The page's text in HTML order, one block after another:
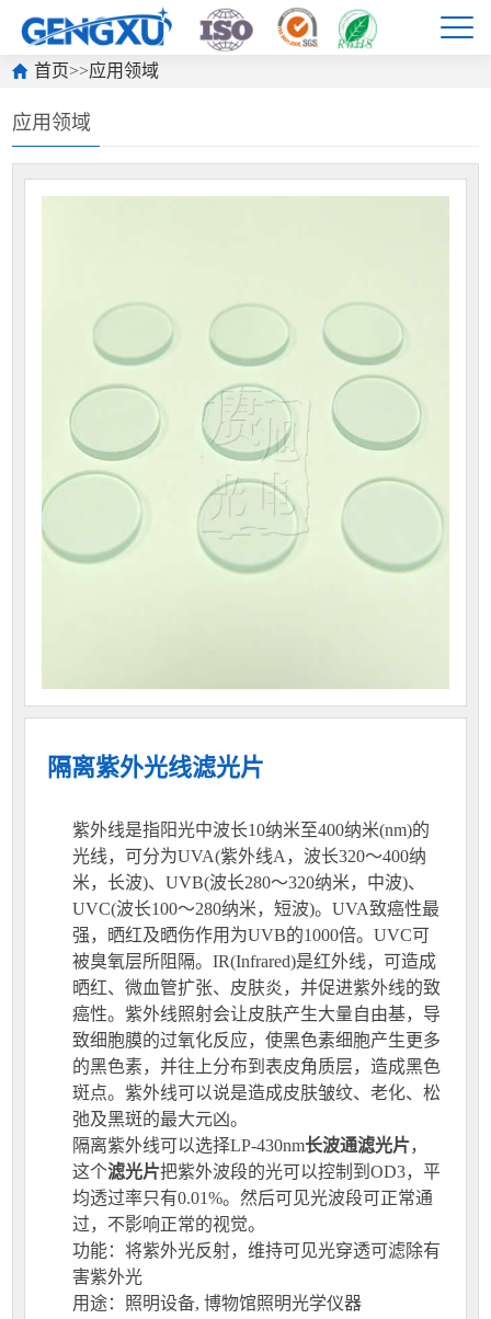
首页>>应用领域
应用领域
隔离紫外光线滤光片
紫外线是指阳光中波长10纳米至400纳米(nm)的
光线，可分为UVA(紫外线A，波长320～400纳
米，长波)、UVB(波长280～320纳米，中波)、
UVC(波长100～280纳米，短波)。UVA致癌性最
强，晒红及晒伤作用为UVB的1000倍。UVC可
被臭氧层所阻隔。IR(Infrared)是红外线，可造成
晒红、微血管扩张、皮肤炎，并促进紫外线的致
癌性。紫外线照射会让皮肤产生大量自由基，导
致细胞膜的过氧化反应，使黑色素细胞产生更多
的黑色素，并往上分布到表皮角质层，造成黑色
斑点。紫外线可以说是造成皮肤皱纹、老化、松
弛及黑斑的最大元凶。
隔离紫外线可以选择LP-430nm长波通滤光片，
这个滤光片把紫外波段的光可以控制到OD3，平
均透过率只有0.01%。然后可见光波段可正常通
过，不影响正常的视觉。
功能：将紫外光反射，维持可见光穿透可滤除有
害紫外光
用途：照明设备, 博物馆照明光学仪器